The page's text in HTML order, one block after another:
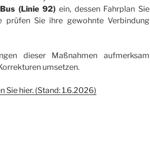
(Linie 92)ein, dessen Fahrplan Sie
prüfen Sie ihre gewohnte Verbindung
dieser Maßnahmen aufmerksam
umsetzen.
Sie hier. (Stand: 1.6.2026)